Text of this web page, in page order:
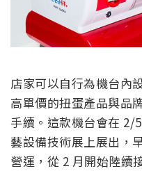
店家可以自行為機台內
高單價的扭蛋產品與品
手續。這款機台會在 2/
藝設備技術展上展出，
營運，從 2 月開始陸續